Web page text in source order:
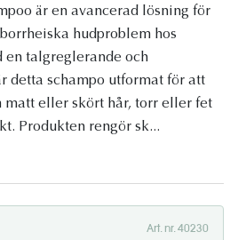
är en avancerad lösning för
hudproblem hos
en talgreglerande och
detta schampo utformat för att
matt eller skört hår, torr eller fet
Produkten rengör sk...
Art. nr. 40230